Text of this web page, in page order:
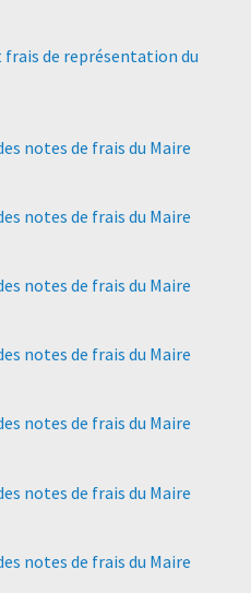
frais de représentation du
notes de frais du Maire
notes de frais du Maire
notes de frais du Maire
notes de frais du Maire
notes de frais du Maire
notes de frais du Maire
notes de frais du Maire